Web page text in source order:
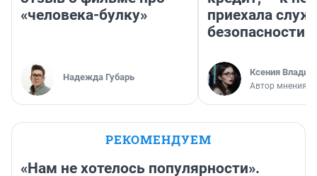
«человека-булку»
Надежда Губарь
приехала
безопасности
Ксения
Автор мнения
РЕКОМЕНДУЕМ
«Нам не хотелось популярности».